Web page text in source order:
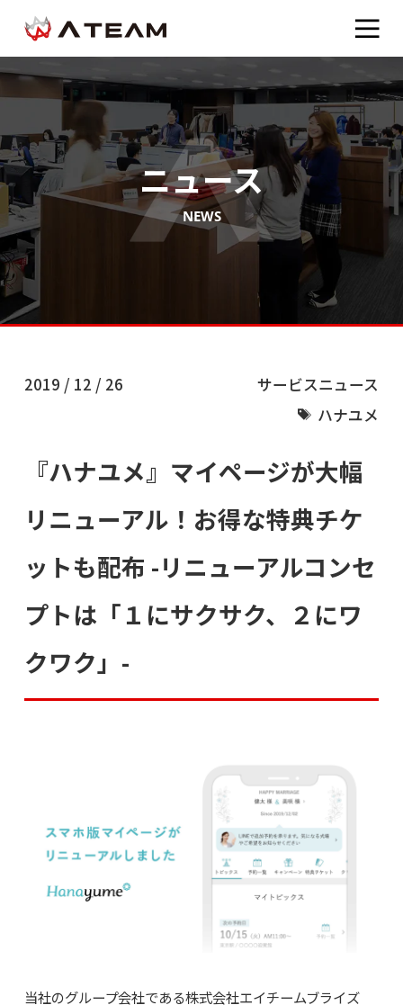
ニュース
NEWS
2019 / 12 / 26
サービスニュース
ハナユメ
『ハナユメ』マイページが大幅
リニューアル！お得な特典チケ
ットも配布 -リニューアルコンセ
プトは「１にサクサク、２にワ
クワク」-
当社のグループ会社である株式会社エイチームブライズ